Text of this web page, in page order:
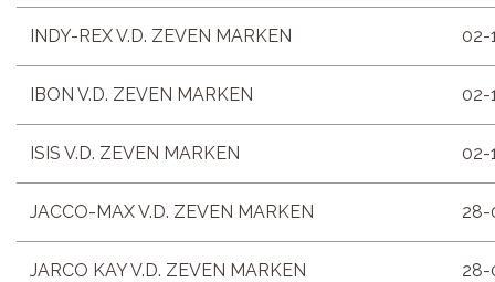
INDY-REX V.D. ZEVEN MARKEN 02-
IBON V.D. ZEVEN MARKEN 02-
ISIS V.D. ZEVEN MARKEN 02-
JACCO-MAX V.D. ZEVEN MARKEN 28-
JARCO KAY V.D. ZEVEN MARKEN 28-